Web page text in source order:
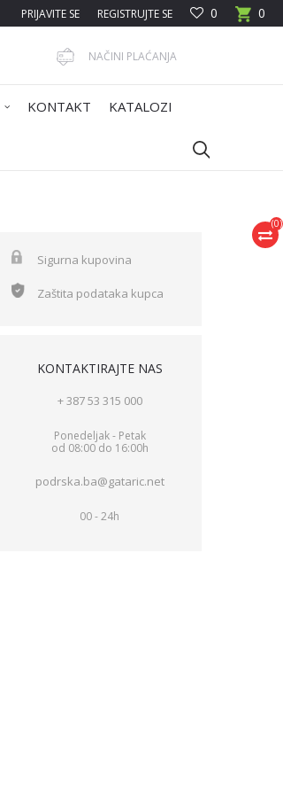
0
0
PRIJAVITE SE REGISTRUJTE SE
NAČINI PLAĆANJA
KONTAKT KATALOZI
(0)
Sigurna kupovina
Zaštita podataka kupca
KONTAKTIRAJTE NAS
+ 387 53 315 000
Ponedeljak - Petak
od 08:00 do 16:00h
podrska.ba@gataric.net
00 - 24h